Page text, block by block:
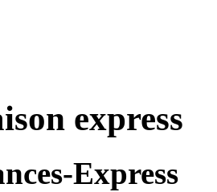
express
Express